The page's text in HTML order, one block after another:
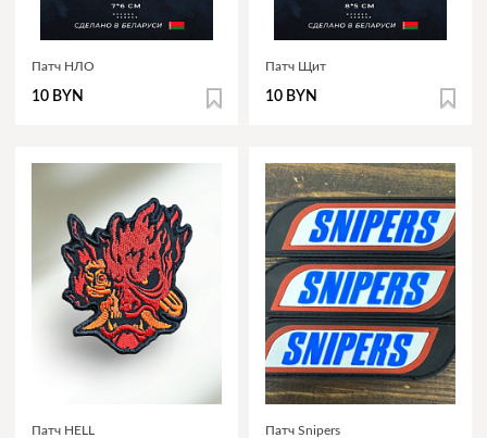
Патч НЛО
10 BYN
Патч Щит
10 BYN
Патч HELL Патч Snipers